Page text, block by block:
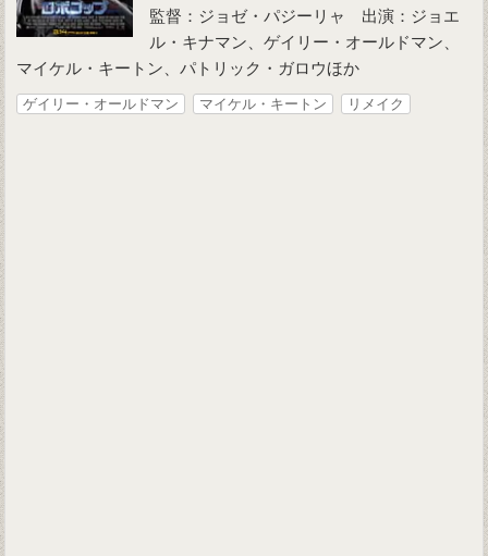
監督：ジョゼ・パジーリャ 出演：ジョエ
ル・キナマン、ゲイリー・オールドマン、
マイケル・キートン、パトリック・ガロウほか
ゲイリー・オールドマン マイケル・キートン リメイク